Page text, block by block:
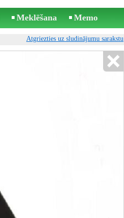
Meklēšana Memo
Atgriezties uz sludinājumu sarakstu